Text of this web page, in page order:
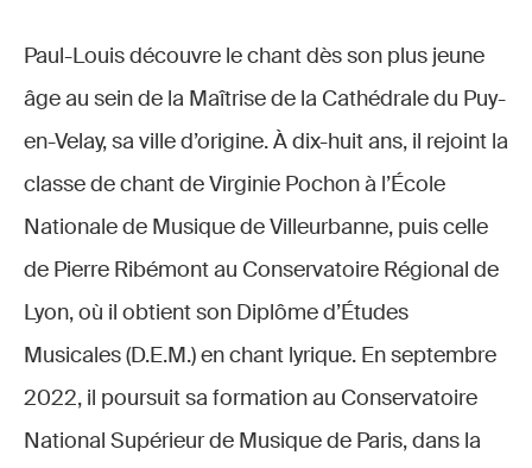
Paul-Louis découvre le chant dès son plus jeune
âge au sein de la Maîtrise de la Cathédrale du Puy-
en-Velay, sa ville d’origine. À dix-huit ans, il rejoint la
classe de chant de Virginie Pochon à l’École
Nationale de Musique de Villeurbanne, puis celle
de Pierre Ribémont au Conservatoire Régional de
Lyon, où il obtient son Diplôme d’Études
Musicales (D.E.M.) en chant lyrique. En septembre
2022, il poursuit sa formation au Conservatoire
National Supérieur de Musique de Paris, dans la